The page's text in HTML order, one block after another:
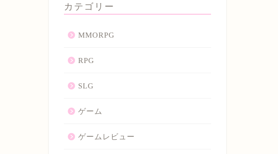
カテゴリー
MMORPG
RPG
SLG
ゲーム
ゲームレビュー